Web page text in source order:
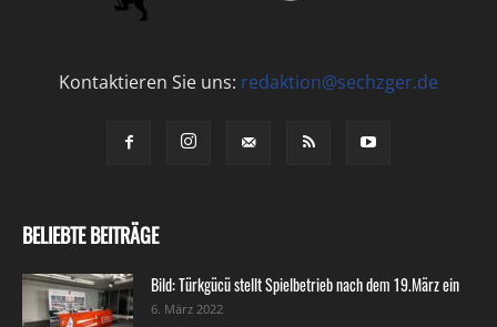
Kontaktieren Sie uns: redaktion@sechzger.de
BELIEBTE BEITRÄGE
Bild: Türkgücü stellt Spielbetrieb nach dem 19.März ein
6. März 2022